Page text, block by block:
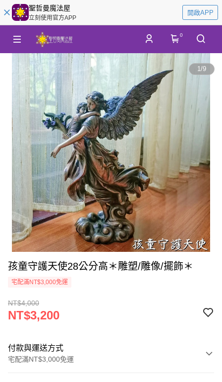
聖哲曼魔法屋
立刻使用官方APP
開啟APP
0
1/9
孩童守護天使28公分高＊雕塑/雕像/擺飾＊
宅配滿NT$3,000免運
NT$4,000
NT$3,200
付款與運送方式
宅配滿NT$3,000免運